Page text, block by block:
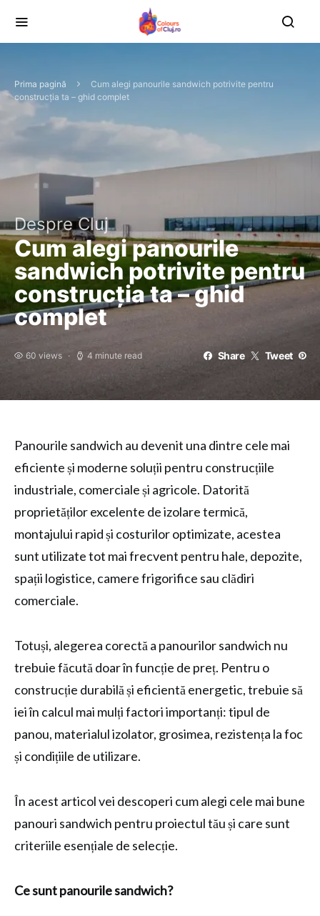
Prima pagină
Cum alegi panourile sandwich potrivite pentru
construcția ta – ghid complet
Despre Cluj
Cum alegi panourile
sandwich potrivite pentru
construcția ta – ghid
complet
60 views 4 minute read Share Tweet
Panourile sandwich au devenit una dintre cele mai
eficiente și moderne soluții pentru construcțiile
industriale, comerciale și agricole. Datorită
proprietăților excelente de izolare termică,
montajului rapid și costurilor optimizate, acestea
sunt utilizate tot mai frecvent pentru hale, depozite,
spații logistice, camere frigorifice sau clădiri
comerciale.
Totuși, alegerea corectă a panourilor sandwich nu
trebuie făcută doar în funcție de preț. Pentru o
construcție durabilă și eficientă energetic, trebuie să
iei în calcul mai mulți factori importanți: tipul de
panou, materialul izolator, grosimea, rezistența la foc
și condițiile de utilizare.
În acest articol vei descoperi cum alegi cele mai bune
panouri sandwich pentru proiectul tău și care sunt
criteriile esențiale de selecție.
Ce sunt panourile sandwich?